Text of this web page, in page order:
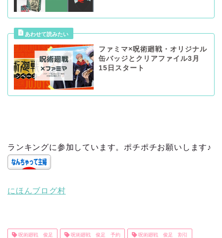
ファミマ×呪術廻戦・オリジナル
缶バッジとクリアファイル3月
15日スタート
ランキングに参加しています。ポチポチお願いします♪
にほんブログ村
呪術廻戦 俊足 呪術廻戦 俊足 予約 呪術廻戦 俊足 割引